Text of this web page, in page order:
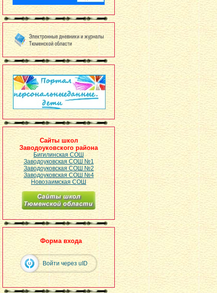
Сайты школ
Заводоуковского района
Бигилинская СОШ
Заводоуковская СОШ №1
Заводоуковская СОШ №2
Заводоуковская СОШ №4
Новозаимская СОШ
Форма входа
Войти через uID